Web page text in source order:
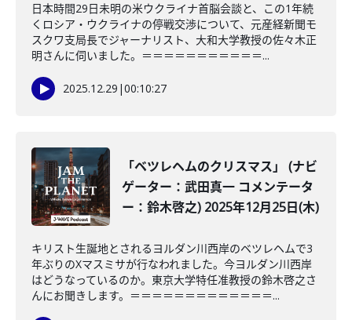
日本時間29日未明の米ウクライナ首脳会談と、この1年続
くロシア・ウクライナの停戦交渉について、元産経新聞モ
スクワ支局長でジャーナリスト、大和大学教授の佐々木正
明さんに伺いました。＝＝＝＝＝＝＝＝＝＝＝...
2025.12.29 |00:10:27
「ベツレヘムのクリスマス」 (ナビ
ゲーター：武田真一 コメンテータ
ー：鈴木啓之) 2025年12月25日(木)
キリスト生誕地とされるヨルダン川西岸のベツレヘムで3
年ぶりのXマスミサが行なわれました。今ヨルダン川西岸
はどうなっているのか。東京大学特任准教授の鈴木啓之さ
んにお聞きします。＝＝＝＝＝＝＝＝＝＝＝＝＝...